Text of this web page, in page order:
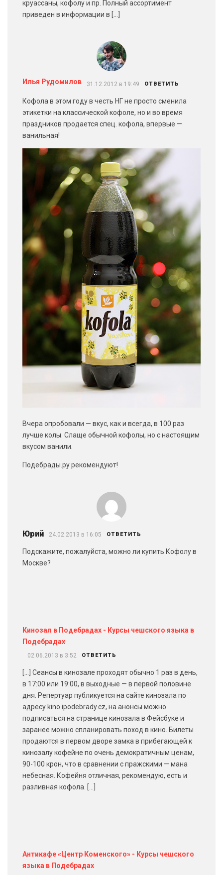
круассаны, кофолу и пр. Полный ассортимент
приведен в информации в […]
Илья Рудомилов 31.12.2012 в 19:49 ОТВЕТИТЬ
Кофола в этом году в честь НГ не просто сменила
этикетки на классической кофоле, но и во время
праздников продается спец. кофола, впервые —
ванильная!
Вчера опробовали — вкус, как и всегда, в 100 раз
лучше колы. Слаще обычной кофолы, но с настоящим
вкусом ванили.
Подебрады.ру рекомендуют!
Юрий 24.02.2013 в 16:05 ОТВЕТИТЬ
Подскажите, пожалуйста, можно ли купить Кофолу в
Москве?
Кинозал в Подебрадах - Курсы чешского языка в
Подебрадах
02.06.2013 в 3:52 ОТВЕТИТЬ
[…] Сеансы в кинозале проходят обычно 1 раз в день,
в 17:00 или 19:00, в выходные — в первой половине
дня. Репертуар публикуется на сайте кинозала по
адресу kino.ipodebrady.cz, на анонсы можно
подписаться на странице кинозала в Фейсбуке и
заранее можно спланировать поход в кино. Билеты
продаются в первом дворе замка в прибегающей к
кинозалу кофейне по очень демократичным ценам,
90-100 крон, что в сравнении с пражскими — мана
небесная. Кофейня отличная, рекомендую, есть и
разливная кофола. […]
Антикафе «Центр Коменского» - Курсы чешского
языка в Подебрадах